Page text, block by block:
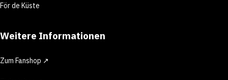
För de Küste
Weitere Informationen
Zum Fanshop ↗